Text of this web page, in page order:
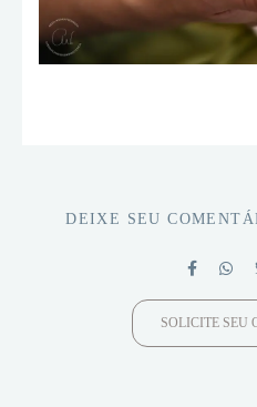
DEIXE SEU
SOLICITE SEU